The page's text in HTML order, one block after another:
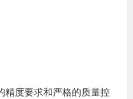
精度要求和严格的质量控